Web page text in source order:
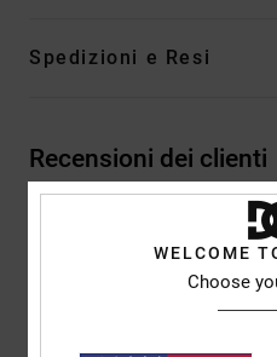
Spedizioni e Resi
Recensioni dei clienti
WELCOME
Choose